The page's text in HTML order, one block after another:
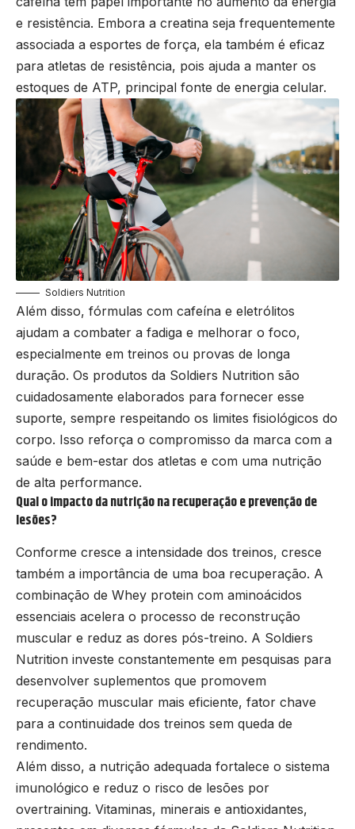
e resistência. Embora a creatina seja frequentemente
associada a esportes de força, ela também é eficaz
para atletas de resistência, pois ajuda a manter os
estoques de ATP, principal fonte de energia celular.
Soldiers Nutrition
Além disso, fórmulas com cafeína e eletrólitos
ajudam a combater a fadiga e melhorar o foco,
especialmente em treinos ou provas de longa
duração. Os produtos da Soldiers Nutrition são
cuidadosamente elaborados para fornecer esse
suporte, sempre respeitando os limites fisiológicos do
corpo. Isso reforça o compromisso da marca com a
saúde e bem-estar dos atletas e com uma nutrição
de alta performance.
Qual o impacto da nutrição na recuperação e prevenção de
lesões?
Conforme cresce a intensidade dos treinos, cresce
também a importância de uma boa recuperação. A
combinação de Whey protein com aminoácidos
essenciais acelera o processo de reconstrução
muscular e reduz as dores pós-treino. A Soldiers
Nutrition investe constantemente em pesquisas para
desenvolver suplementos que promovem
recuperação muscular mais eficiente, fator chave
para a continuidade dos treinos sem queda de
rendimento.
Além disso, a nutrição adequada fortalece o sistema
imunológico e reduz o risco de lesões por
overtraining. Vitaminas, minerais e antioxidantes,